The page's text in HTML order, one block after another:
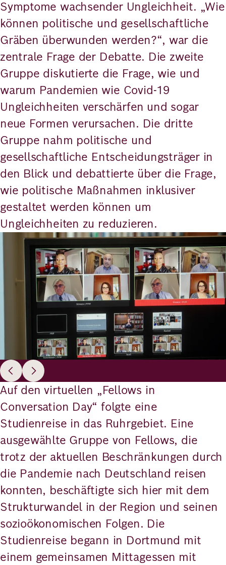
Symptome wachsender Ungleichheit. „Wie
können politische und gesellschaftliche
Gräben überwunden werden?“, war die
zentrale Frage der Debatte. Die zweite
Gruppe diskutierte die Frage, wie und
warum Pandemien wie Covid-19
Ungleichheiten verschärfen und sogar
neue Formen verursachen. Die dritte
Gruppe nahm politische und
gesellschaftliche Entscheidungsträger in
den Blick und debattierte über die Frage,
wie politische Maßnahmen inklusiver
gestaltet werden können um
Ungleichheiten zu reduzieren.
Auf den virtuellen „Fellows in
Conversation Day“ folgte eine
Studienreise in das Ruhrgebiet. Eine
ausgewählte Gruppe von Fellows, die
trotz der aktuellen Beschränkungen durch
die Pandemie nach Deutschland reisen
konnten, beschäftigte sich hier mit dem
Strukturwandel in der Region und seinen
sozioökonomischen Folgen. Die
Studienreise begann in Dortmund mit
einem gemeinsamen Mittagessen mit